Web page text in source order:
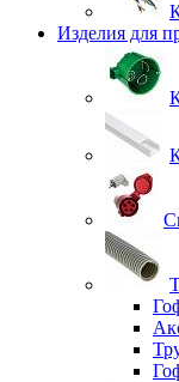
Изделия для